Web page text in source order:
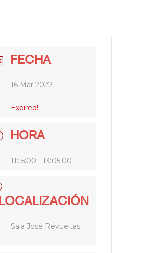
FECHA
16 Mar 2022
Expired!
HORA
11:15:00 - 13:05:00
LOCALIZACIÓN
Sala José Revueltas